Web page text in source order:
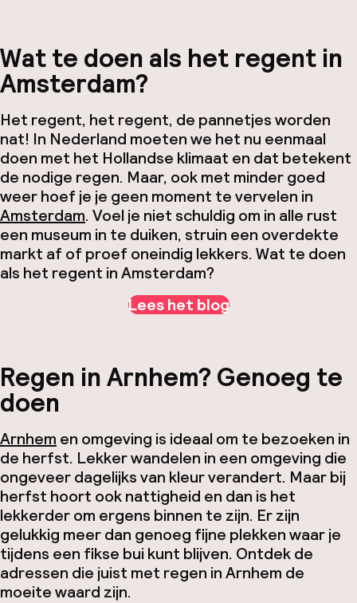
Wat te doen als het regent in
Amsterdam?
Het regent, het regent, de pannetjes worden
nat! In Nederland moeten we het nu eenmaal
doen met het Hollandse klimaat en dat betekent
de nodige regen. Maar, ook met minder goed
weer hoef je je geen moment te vervelen in
Amsterdam. Voel je niet schuldig om in alle rust
een museum in te duiken, struin een overdekte
markt af of proef oneindig lekkers. Wat te doen
als het regent in Amsterdam?
Lees het blog
Regen in Arnhem? Genoeg te
doen
Arnhem en omgeving is ideaal om te bezoeken in
de herfst. Lekker wandelen in een omgeving die
ongeveer dagelijks van kleur verandert. Maar bij
herfst hoort ook nattigheid en dan is het
lekkerder om ergens binnen te zijn. Er zijn
gelukkig meer dan genoeg fijne plekken waar je
tijdens een fikse bui kunt blijven. Ontdek de
adressen die juist met regen in Arnhem de
moeite waard zijn.